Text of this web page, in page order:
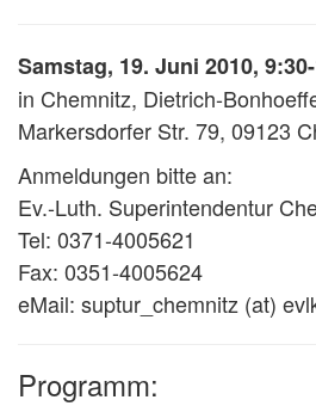
Samstag, 19. Juni 2010,
in Chemnitz, Dietrich-
Markersdorfer Str. 79, 09123
Anmeldungen bitte an:
Ev.-Luth. Superintendentur
Tel: 0371-4005621
Fax: 0351-4005624
eMail: suptur_chemnitz (at)
Programm: